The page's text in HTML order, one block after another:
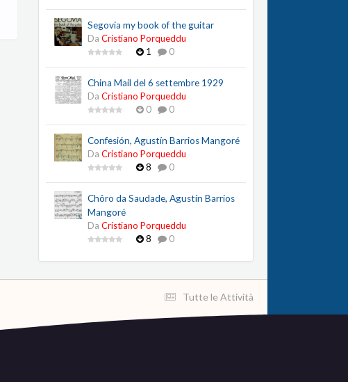
Segovia my book of the guitar
Da Cristiano Porqueddu
1
0
China Mail del 6 settembre 1929
Da Cristiano Porqueddu
0
0
Confesión, Agustín Barrios Mangoré
Da Cristiano Porqueddu
8
0
Chôro da Saudade, Agustín Barrios
Mangoré
Da Cristiano Porqueddu
8
0
Tutte le Attività